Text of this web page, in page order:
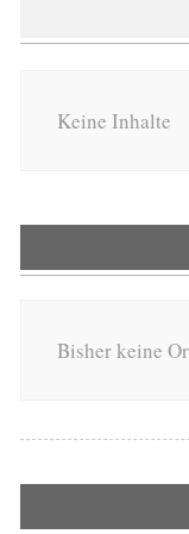
Keine Inhalte
Bisher keine